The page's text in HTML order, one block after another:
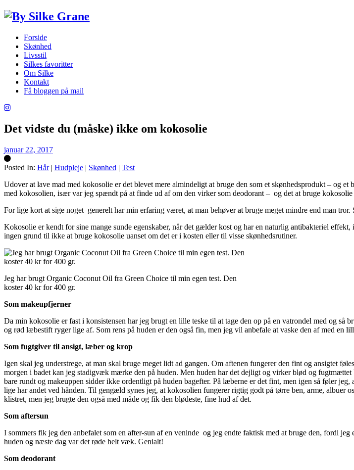
Forside
Skønhed
Livsstil
Silkes favoritter
Om Silke
Kontakt
Få bloggen på mail
Det vidste du (måske) ikke om kokosolie
januar 22, 2017
Posted In: Hår| Hudpleje | Skønhed | Test
Udover at lave mad med kokosolie er det blevet mere almindeligt at bruge den som et skønhedsprodukt – og
med kokosolien, især var jeg spændt på at finde ud af om den virker som deodorant – og det at bruge
For lige kort at sige noget generelt har min erfaring været, at man behøver at bruge meget mindre end man
Kokosolie er kendt for sine mange sunde egenskaber, når det gælder kost og har en naturlig antibakteriel
ingen grund til ikke at bruge kokosolie uanset om det er i kosten eller til visse skønhedsrutiner.
Jeg har brugt Organic Coconut Oil fra Green Choice til min egen test. Den
koster 40 kr for 400 gr.
Som makeupfjerner
Da min kokosolie er fast i konsistensen har jeg brugt en lille teske til at tage den op på en vatrondel med og så
og rød læbestift ryger lige af. Som rens på huden er den også fin, men jeg vil anbefale at vaske den af med
Som fugtgiver til ansigt, læber og krop
Igen skal jeg understrege, at man skal bruge meget lidt ad gangen. Om aftenen fungerer den fint og ansigtet
morgen i badet kan jeg stadigvæk mærke den på huden. Men huden har det dejligt og virker blød og
bare rundt og makeuppen sidder ikke ordentligt på huden bagefter. På læberne er det fint, men igen så føler
lige har andet ved hånden. Til gengæld synes jeg, at kokosolien fungerer rigtig godt på tørre ben, arme,
klistret, men jeg brugte den også med måde og fik den blødeste, fine hud af det.
Som aftersun
I sommers fik jeg den anbefalet som en after-sun af en veninde og jeg endte faktisk med at bruge den, fordi
huden og næste dag var det røde helt væk. Genialt!
Som deodorant